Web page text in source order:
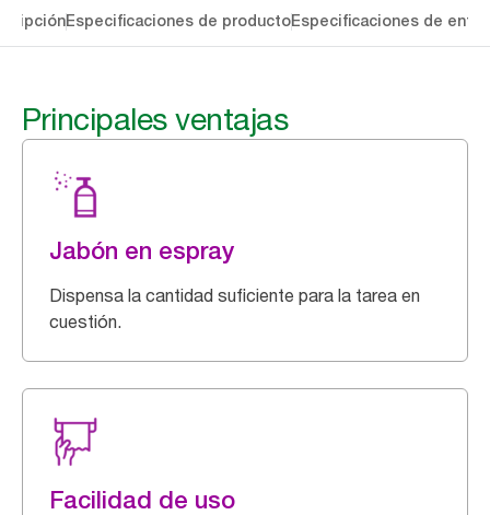
Especificaciones de productoEspecificaciones de
Principales ventajas
Jabón en espray
Dispensa la cantidad suficiente para la tarea en
cuestión.
Facilidad de uso